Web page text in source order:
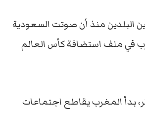
البلدين منذ أن صوتت السعودية
في ملف استضافة كأس العالم
بدأ المغرب يقاطع اجتماعات